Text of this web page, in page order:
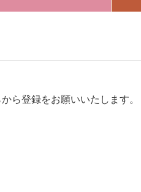
ら登録をお願いいたします。